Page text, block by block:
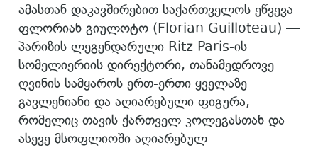
ამასთან დაკავშირებით საქართველოს ეწვევა
ფლორიან გიულოტო (Florian Guilloteau) —
პარიზის ლეგენდარული Ritz Paris-ის
სომელიერიის დირექტორი, თანამედროვე
ღვინის სამყაროს ერთ-ერთი ყველაზე
გავლენიანი და აღიარებული ფიგურა,
რომელიც თავის ქართველ კოლეგასთან და
ასევე მსოფლიოში აღიარებულ